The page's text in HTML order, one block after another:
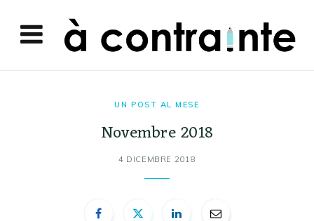
UN POST AL MESE
Novembre 2018
4 DICEMBRE 2018